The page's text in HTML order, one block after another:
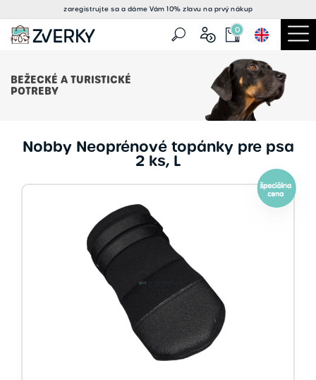
zaregistrujte sa a dáme Vám 10% zlavu na prvý nákup
0
BEŽECKÉ A TURISTICKÉ
POTREBY
Nobby Neoprénové topánky pre psa
2 ks, L